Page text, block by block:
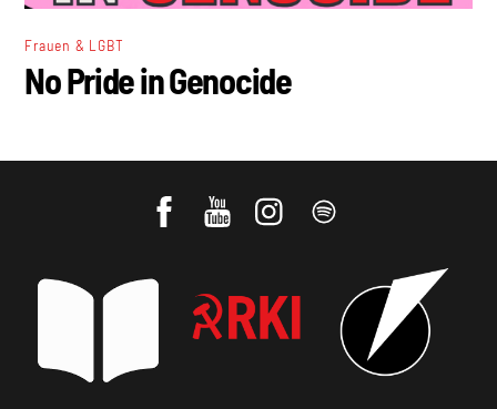
Frauen & LGBT
No Pride in Genocide